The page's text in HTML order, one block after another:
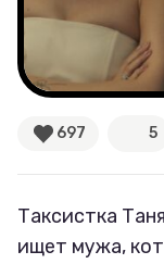
697 5
Таксистка
ищет мужа,